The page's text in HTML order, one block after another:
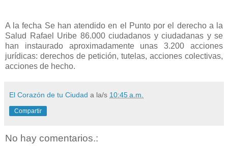
A la fecha Se han atendido en el Punto por el derecho a la
Salud Rafael Uribe 86.000 ciudadanos y ciudadanas y se
han instaurado aproximadamente unas 3.200 acciones
jurídicas: derechos de petición, tutelas, acciones colectivas,
acciones de hecho.
El Corazón de tu Ciudad a la/s 10:45 a.m.
Compartir
No hay comentarios.: